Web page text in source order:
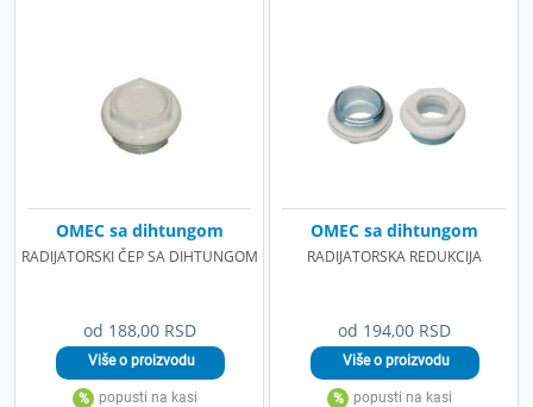
od 188,00 RSD
OMEC sa dihtungom
RADIJATORSKI ČEP SA DIHTUNGOM
od 194,00 RSD
OMEC sa dihtungom
RADIJATORSKA REDUKCIJA